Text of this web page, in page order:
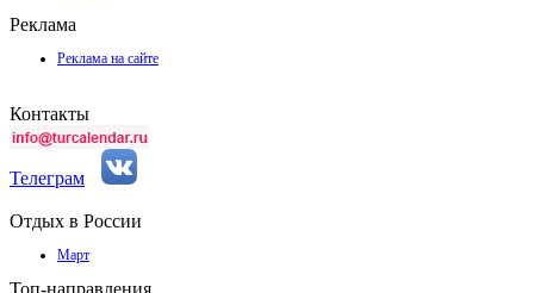
Реклама
Реклама на сайте
Контакты
Телеграм
Отдых в России
Март
Топ-направления